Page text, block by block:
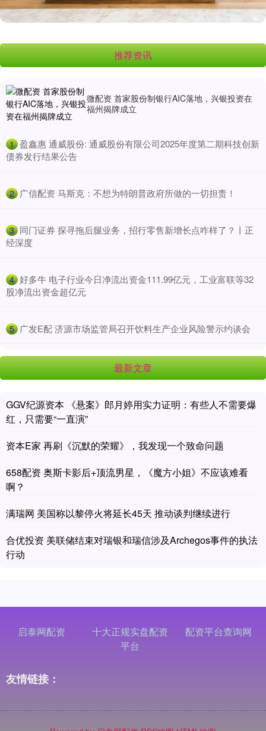
推荐资讯
微配资 首家股份制银行AIC落地，兴银投资在
福州揭牌成立
1 ​盈鑫惠 通威股份: 通威股份有限公司2025年度第二期科技创新
债券发行结果公告
2 ​广信配资 马斯克：不想为特朗普政府所做的一切担责！
3 ​同门证券 探寻拖后腿业务，招行零售新增长点咋样了？丨正
经深度
4 ​好多牛 电子行业今日净流出资金111.99亿元，工业富联等32
股净流出资金超亿元
5 ​广发E配 济源市场监管局召开饮料生产企业风险警示约谈会
最新文章
GGV纪源资本 《悬案》郎月婷用实力证明：有些人不需要爆
红，只需要“一直演”
资本E家 再刷《沉默的荣耀》，我发现一个致命问题
658配资 奥斯卡影后+顶流男星，《魔方小姐》不应该难看
啊？
满瑞网 美国称以黎停火将延长45天 推动谈判继续进行
合优投资 美联储结束对瑞银和瑞信涉及Archegos事件的执法
行动
启泰网配资
十大正规实盘配资
平台
配资平台查询网
友情链接：